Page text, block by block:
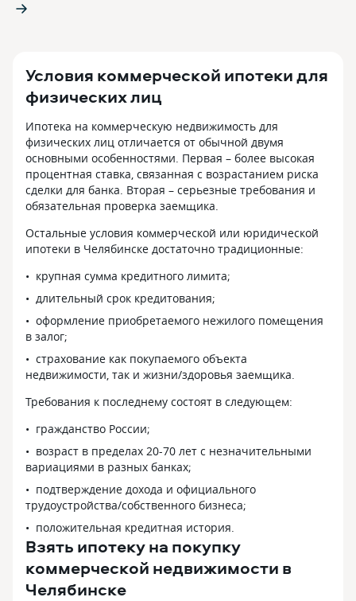
Условия коммерческой ипотеки для
физических лиц
Ипотека на коммерческую недвижимость для
физических лиц отличается от обычной двумя
основными особенностями. Первая – более высокая
процентная ставка, связанная с возрастанием риска
сделки для банка. Вторая – серьезные требования и
обязательная проверка заемщика.
Остальные условия коммерческой или юридической
ипотеки в Челябинске достаточно традиционные:
крупная сумма кредитного лимита;
длительный срок кредитования;
оформление приобретаемого нежилого помещения
в залог;
страхование как покупаемого объекта
недвижимости, так и жизни/здоровья заемщика.
Требования к последнему состоят в следующем:
гражданство России;
возраст в пределах 20-70 лет с незначительными
вариациями в разных банках;
подтверждение дохода и официального
трудоустройства/собственного бизнеса;
положительная кредитная история.
Взять ипотеку на покупку
коммерческой недвижимости в
Челябинске